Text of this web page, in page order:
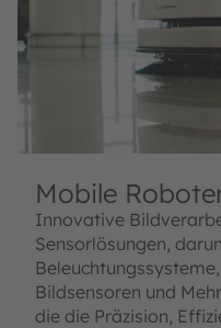
Mobile
Innovative
Sensorlösungen,
Bildsensoren und
die die Präzision,